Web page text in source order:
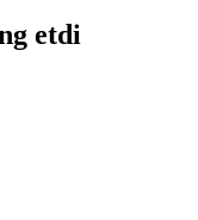
etdi